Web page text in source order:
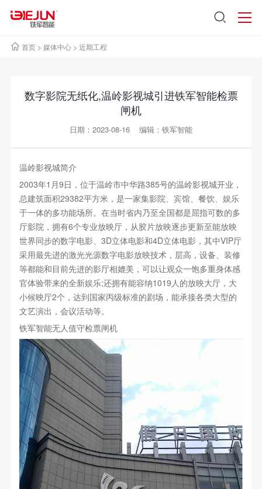
首页> 媒体中心> 近期工程
数字影院无纸化,温岭影视城引进铁军智能检票
闸机
日期：2023-08-16 编辑：铁军智能
温岭影视城简介
2003年1月9日，位于温岭市中华路385号的温岭影视城开业，
总建筑面积29382平方米，是一家集影院、宾馆、餐饮、娱乐
于一体的多功能场所。在当时省内乃至全国都是屈指可数的多
厅影院，拥有6个专业放映厅，从胶片放映逐步更新至能放映
世界同步的数字电影、3D立体电影和4D立体电影，其中VIP厅
采用最先进的激光光源数字电影放映技术，层高，设备、装修
等都能和目前先进的影厅相媲美，可以让观众一饱多重身体感
官体验带来的全新娱乐;还拥有能容纳1019人的放映大厅，大
小候映厅2个，达到国家丙级标准的剧场，能承接各类大型的
文艺演出，会议活动等。
铁军智能无人值守检票闸机